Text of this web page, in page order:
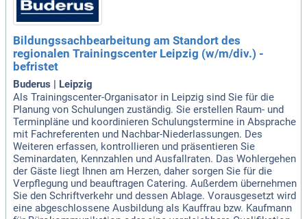
Bildungssachbearbeitung am Standort des
regionalen Trainingscenter Leipzig (w/m/div.) -
befristet
Buderus | Leipzig
Als Trainingscenter-Organisator in Leipzig sind Sie für die
Planung von Schulungen zuständig. Sie erstellen Raum- und
Terminpläne und koordinieren Schulungstermine in Absprache
mit Fachreferenten und Nachbar-Niederlassungen. Des
Weiteren erfassen, kontrollieren und präsentieren Sie
Seminardaten, Kennzahlen und Ausfallraten. Das Wohlergehen
der Gäste liegt Ihnen am Herzen, daher sorgen Sie für die
Verpflegung und beauftragen Catering. Außerdem übernehmen
Sie den Schriftverkehr und dessen Ablage. Vorausgesetzt wird
eine abgeschlossene Ausbildung als Kauffrau bzw. Kaufmann